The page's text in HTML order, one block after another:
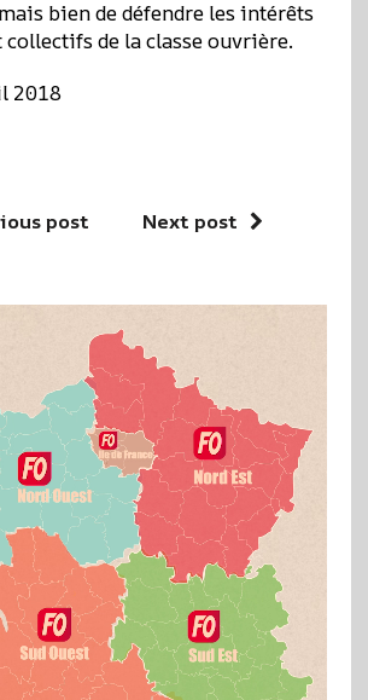
bien de défendre les intérêts
de la classe ouvrière.
2018
post Next post